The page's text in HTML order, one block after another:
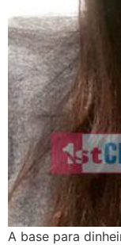
A base para